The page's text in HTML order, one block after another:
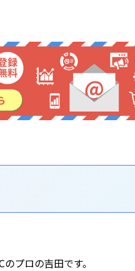
プロの吉田です。